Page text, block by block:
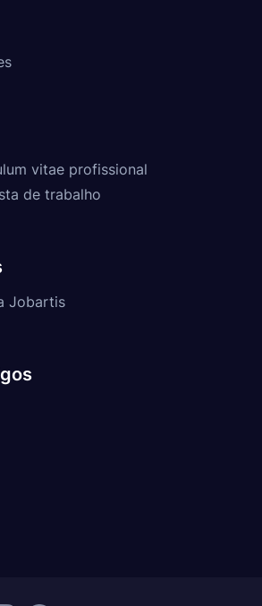
vitae profissional
de trabalho
Jobartis